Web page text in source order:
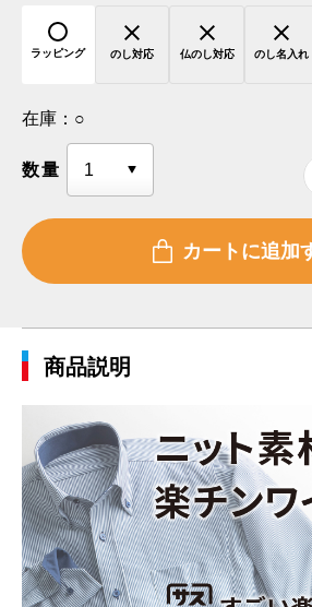
ラッピング のし対応 仏のし対応 のし名入れ
在庫： ○
数量
商品説明